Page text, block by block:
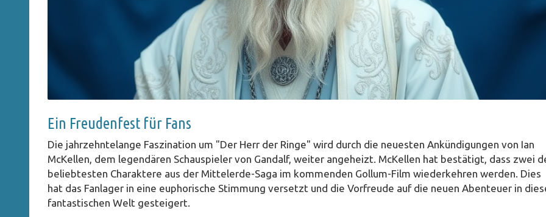
Ein Freudenfest für Fans
Die jahrzehntelange Faszination um "Der Herr der Ringe" wird durch die neuesten Ankündigungen von Ian
McKellen, dem legendären Schauspieler von Gandalf, weiter angeheizt. McKellen hat bestätigt, dass zwei
beliebtesten Charaktere aus der Mittelerde-Saga im kommenden Gollum-Film wiederkehren werden. Dies
hat das Fanlager in eine euphorische Stimmung versetzt und die Vorfreude auf die neuen Abenteuer in
fantastischen Welt gesteigert.